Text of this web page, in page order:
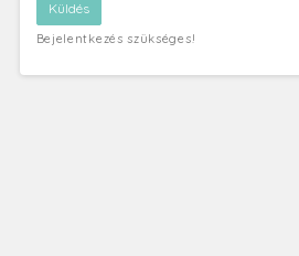
Bejelentkezés szükséges!